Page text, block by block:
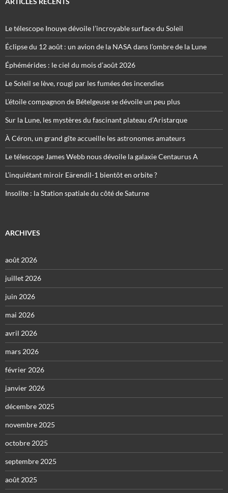
Le télescope Inouye dévoile l’incroyable surface du Soleil
Éclipse du 12 août : un avion de la NASA dans l’ombre de la Lune
Éphémérides : le ciel du mois d’août 2026
Le Soleil se lève, rougi par les fumées des incendies
L’étoile compagnon de Bételgeuse se dévoile un peu plus
Sur la Lune, les mystères du fascinant plateau d’Aristarque
À Céron, un grand gîte accueille les astronomes amateurs
Le télescope James Webb nous dévoile la galaxie Centaurus A
L’inquiétant miroir Eärendil-1 bientôt en orbite ?
Insolite : la Station spatiale du côté de Saturne
ARCHIVES
août 2026
juillet 2026
juin 2026
mai 2026
avril 2026
mars 2026
février 2026
janvier 2026
décembre 2025
novembre 2025
octobre 2025
septembre 2025
août 2025